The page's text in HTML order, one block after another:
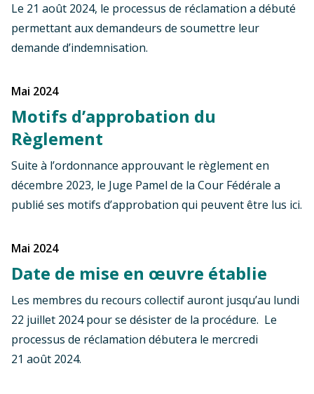
Le 21 août 2024, le processus de réclamation a débuté
permettant aux demandeurs de soumettre leur
demande d’indemnisation.
mai 2024
Motifs d’approbation du
Règlement
Suite à l’ordonnance approuvant le règlement en
décembre 2023, le Juge Pamel de la Cour Fédérale a
publié ses motifs d’approbation qui peuvent être lus ici.
mai 2024
Date de mise en œuvre établie
Les membres du recours collectif auront jusqu’au lundi
22 juillet 2024 pour se désister de la procédure. Le
processus de réclamation débutera le mercredi
21 août 2024.